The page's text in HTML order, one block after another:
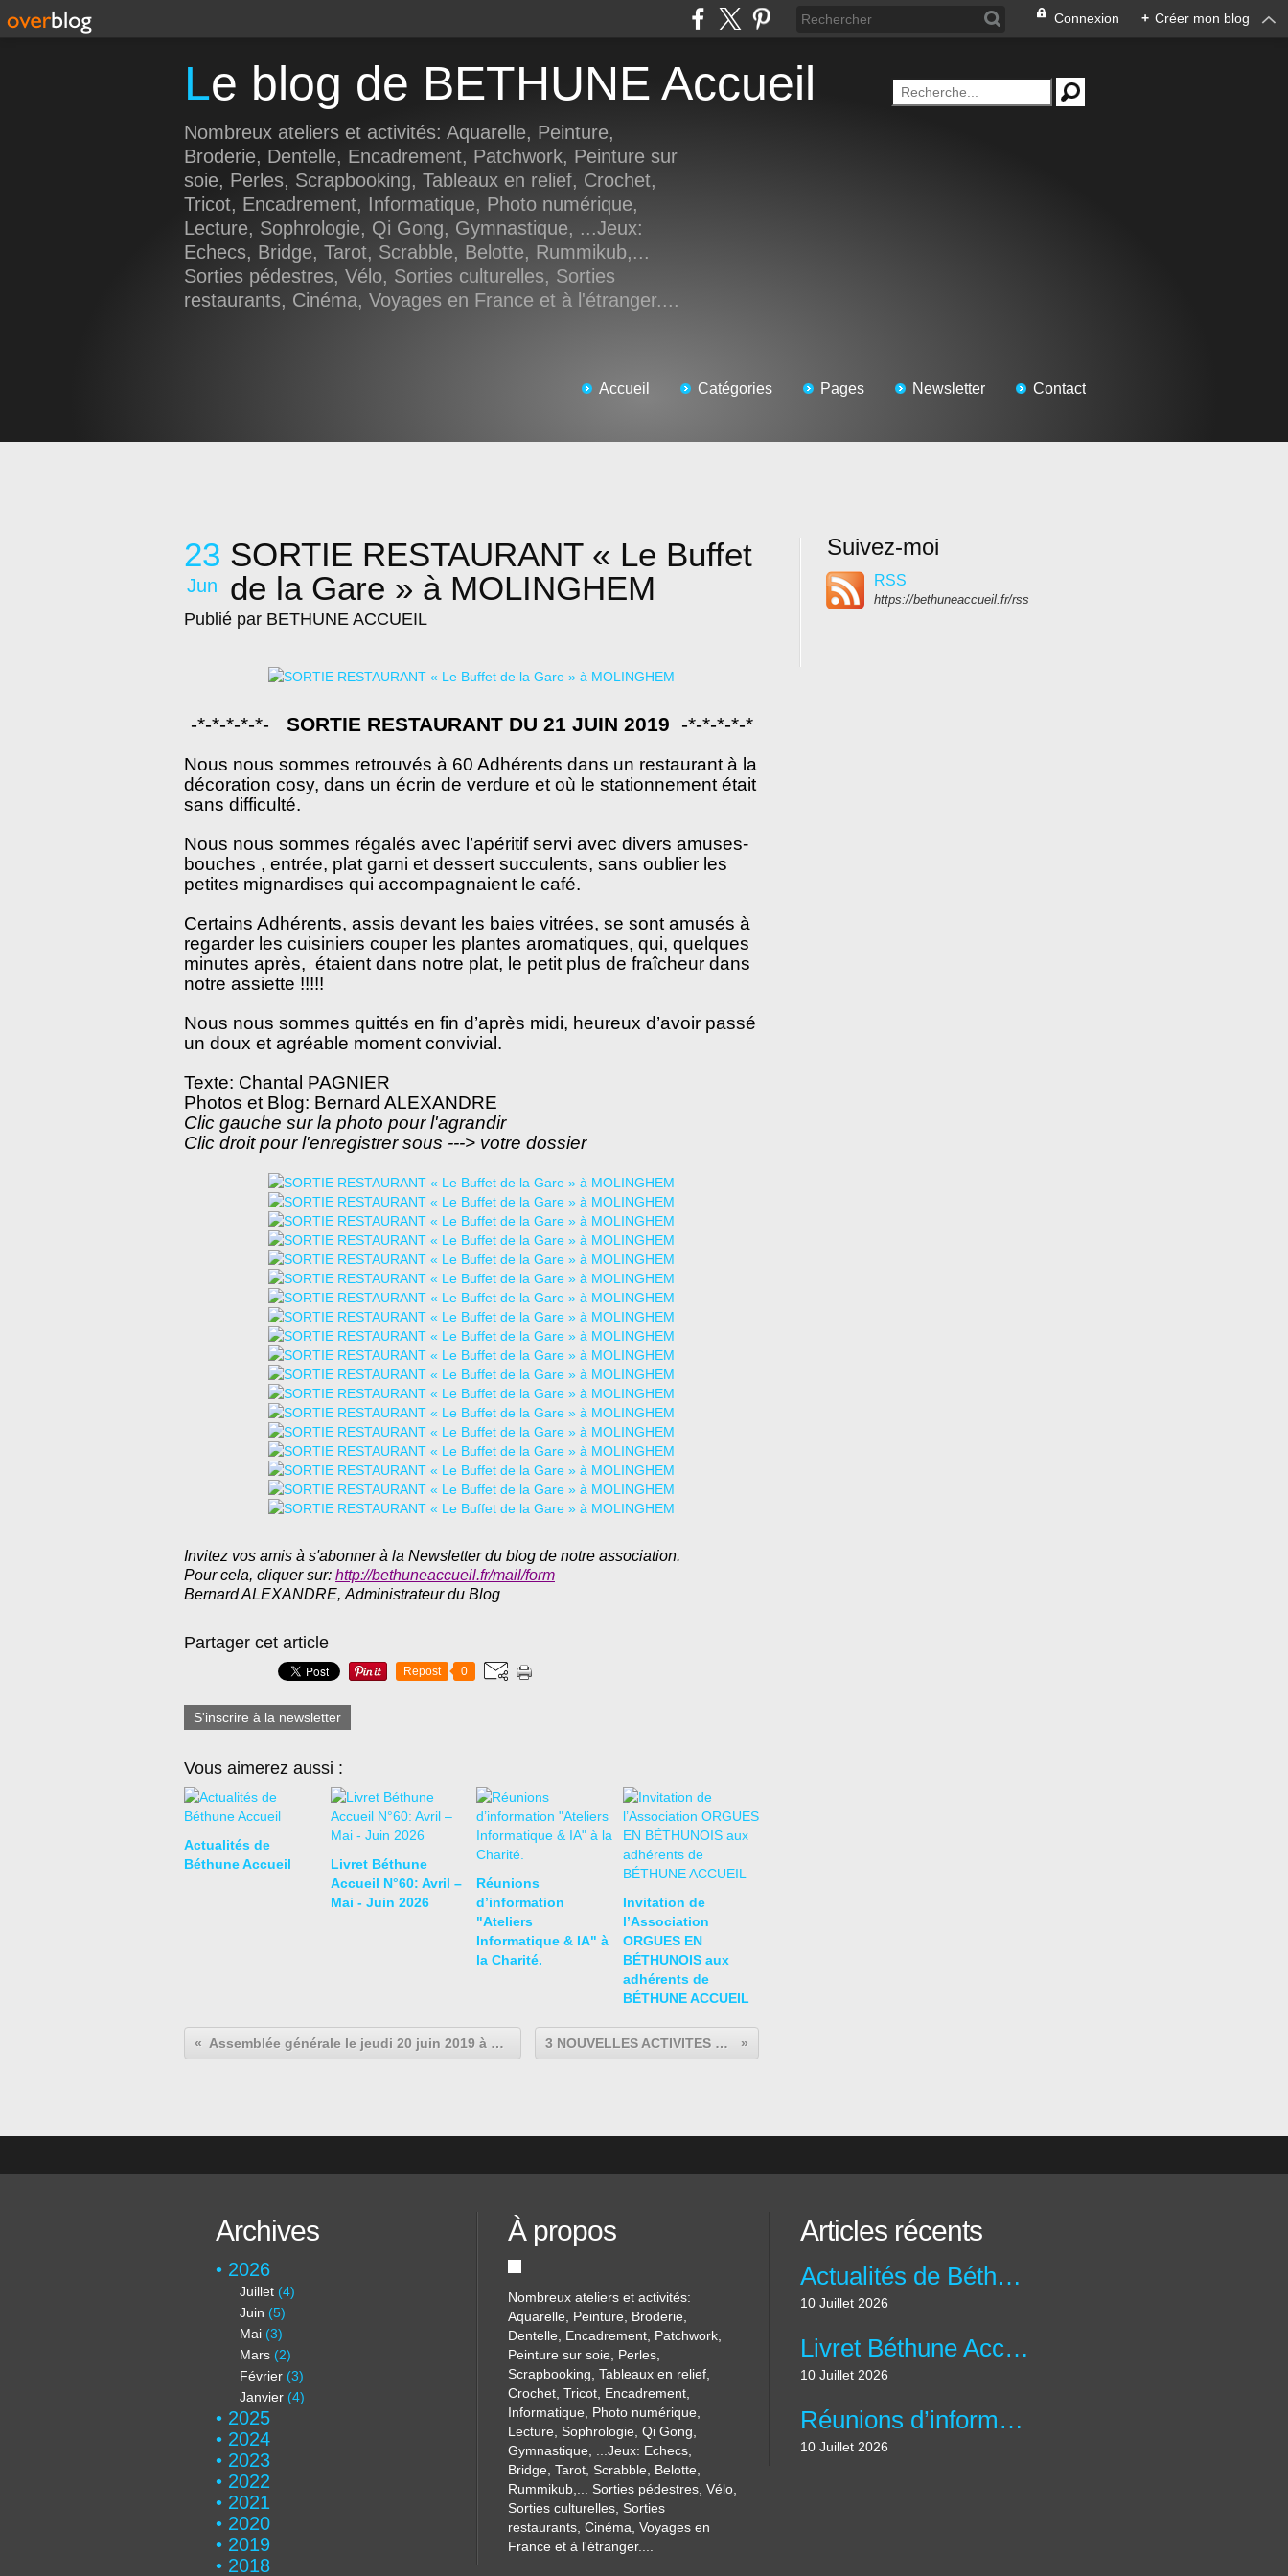
Connexion + Créer mon blog
Le blog de BETHUNE Accueil
Nombreux ateliers et activités: Aquarelle, Peinture,
Broderie, Dentelle, Encadrement, Patchwork, Peinture sur
soie, Perles, Scrapbooking, Tableaux en relief, Crochet,
Tricot, Encadrement, Informatique, Photo numérique,
Lecture, Sophrologie, Qi Gong, Gymnastique, ...Jeux:
Echecs, Bridge, Tarot, Scrabble, Belotte, Rummikub,...
Sorties pédestres, Vélo, Sorties culturelles, Sorties
restaurants, Cinéma, Voyages en France et à l'étranger....
Accueil Catégories Pages Newsletter Contact
23
Jun
SORTIE RESTAURANT « Le Buffet
de la Gare » à MOLINGHEM
Publié par BETHUNE ACCUEIL
-*-*-*-*-*- SORTIE RESTAURANT DU 21 JUIN 2019 -*-*-*-*-*
Nous nous sommes retrouvés à 60 Adhérents dans un restaurant à la
décoration cosy, dans un écrin de verdure et où le stationnement était
sans difficulté.
Nous nous sommes régalés avec l’apéritif servi avec divers amuses-
bouches , entrée, plat garni et dessert succulents, sans oublier les
petites mignardises qui accompagnaient le café.
Certains Adhérents, assis devant les baies vitrées, se sont amusés à
regarder les cuisiniers couper les plantes aromatiques, qui, quelques
minutes après, étaient dans notre plat, le petit plus de fraîcheur dans
notre assiette !!!!!
Nous nous sommes quittés en fin d’après midi, heureux d’avoir passé
un doux et agréable moment convivial.
Texte: Chantal PAGNIER
Photos et Blog: Bernard ALEXANDRE
Clic gauche sur la photo pour l'agrandir
Clic droit pour l'enregistrer sous ---> votre dossier
Invitez vos amis à s'abonner à la Newsletter du blog de notre association.
Pour cela, cliquer sur: http://bethuneaccueil.fr/mail/form
Bernard ALEXANDRE, Administrateur du Blog
Partager cet article
Repost 0
S'inscrire à la newsletter
Vous aimerez aussi :
Actualités de
Béthune Accueil
Livret Béthune
Accueil N°60: Avril –
Mai - Juin 2026
Réunions
d’information
"Ateliers
Informatique & IA" à
la Charité.
Invitation de
l’Association
ORGUES EN
BÉTHUNOIS aux
adhérents de
BÉTHUNE ACCUEIL
Assemblée générale le jeudi 20 juin 2019 à 18h00 au Foyer François Albert 3 NOUVELLES ACTIVITES à BETHUNE ACCUEIL
Suivez-moi
RSS
https://bethuneaccueil.fr/rss
Archives
2026
Juillet (4)
Juin (5)
Mai (3)
Mars (2)
Février (3)
Janvier (4)
2025
2024
2023
2022
2021
2020
2019
2018
À propos
Nombreux ateliers et activités:
Aquarelle, Peinture, Broderie,
Dentelle, Encadrement, Patchwork,
Peinture sur soie, Perles,
Scrapbooking, Tableaux en relief,
Crochet, Tricot, Encadrement,
Informatique, Photo numérique,
Lecture, Sophrologie, Qi Gong,
Gymnastique, ...Jeux: Echecs,
Bridge, Tarot, Scrabble, Belotte,
Rummikub,... Sorties pédestres, Vélo,
Sorties culturelles, Sorties
restaurants, Cinéma, Voyages en
France et à l'étranger....
Articles récents
Actualités de Béthune Accueil
10 Juillet 2026
Livret Béthune Accueil N°60: Avril – Mai - Juin 2026
10 Juillet 2026
Réunions d’information "Ateliers Informatique & IA" à la Charité.
10 Juillet 2026